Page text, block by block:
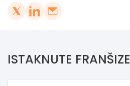
ISTAKNUTE FRANŠIZE